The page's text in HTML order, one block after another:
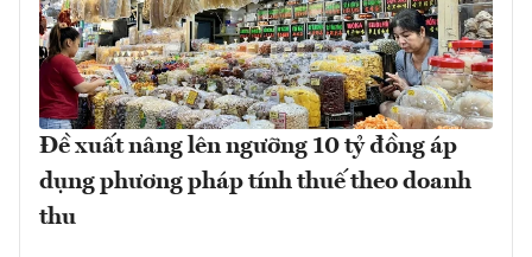
Đề xuất nâng lên ngưỡng 10 tỷ đồng áp
dụng phương pháp tính thuế theo doanh
thu